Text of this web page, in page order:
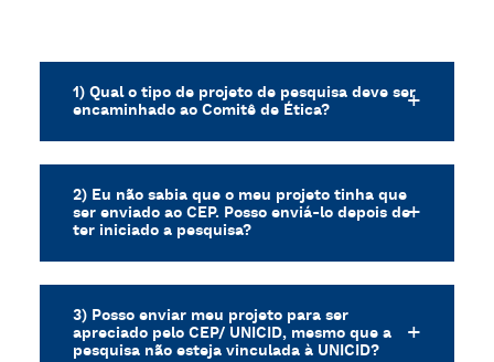
1) Qual o tipo de projeto de pesquisa deve ser
encaminhado ao Comitê de Ética?
2) Eu não sabia que o meu projeto tinha que
ser enviado ao CEP. Posso enviá-lo depois de
ter iniciado a pesquisa?
3) Posso enviar meu projeto para ser
apreciado pelo CEP/ UNICID, mesmo que a
pesquisa não esteja vinculada à UNICID?